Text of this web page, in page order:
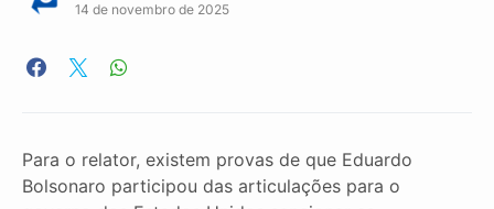
14 de novembro de 2025
Para o relator, existem provas de que Eduardo
Bolsonaro participou das articulações para o